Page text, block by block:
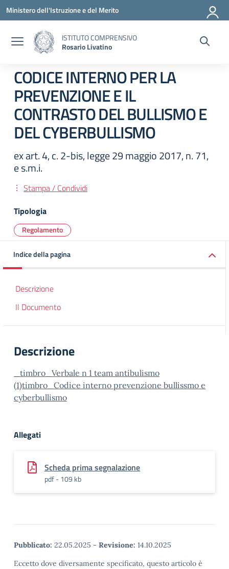
Vai ai contenuti
Vai al menu di navigazione
Vai al footer
Ministero dell'Istruzione e del Merito
ISTITUTO COMPRENSIVO
Rosario Livatino
CODICE INTERNO PER LA
PREVENZIONE E IL
CONTRASTO DEL BULLISMO E
DEL CYBERBULLISMO
ex art. 4, c. 2-bis, legge 29 maggio 2017, n. 71,
e s.m.i.
Stampa / Condividi
Tipologia
Regolamento
Indice della pagina
Descrizione
Il Documento
Descrizione
_timbro_Verbale n 1 team antibulismo
(1)timbro_Codice interno prevenzione bullissmo e
cyberbullismo
Allegati
Scheda prima segnalazione
pdf - 109 kb
Pubblicato: 22.05.2025 - Revisione: 14.10.2025
Eccetto dove diversamente specificato, questo articolo è